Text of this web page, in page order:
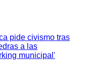
pide civismo tras
a las
municipal'